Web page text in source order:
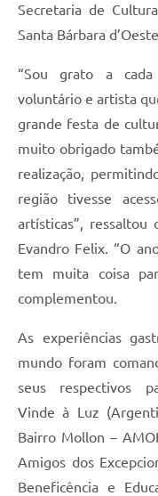
Secretaria de
Santa Bárbara
“Sou grato a cada
voluntário e artista
grande festa de
muito obrigado
realização,
região tivesse
artísticas”, ressaltou
Evandro Felix. “O
tem muita coisa
complementou.
As experiências
mundo foram
seus respectivos
Vinde à Luz
Bairro Mollon –
Amigos dos
Beneficência e